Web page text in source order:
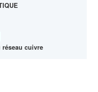
réseau cuivre